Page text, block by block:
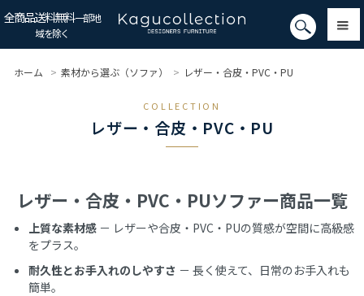
全商品送料無料一部地
域を除く
ホーム > 素材から選ぶ（ソファ） > レザー・合皮・PVC・PU
COLLECTION
レザー・合皮・PVC・PU
レザー・合皮・PVC・PUソファー商品一覧
上質な素材感 － レザーや合皮・PVC・PUの質感が空間に高級感
をプラス。
耐久性とお手入れのしやすさ － 長く使えて、日常のお手入れも
簡単。